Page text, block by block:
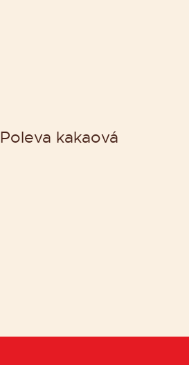
Poleva kakaová